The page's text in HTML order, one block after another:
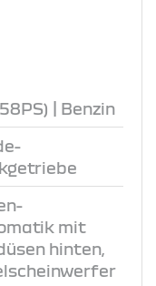
| Benzin
mit
hinten,